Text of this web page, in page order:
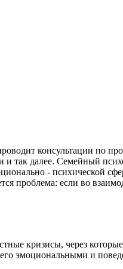
консультации по
далее. Семейный
- психической
проблема: если во
кризисы, через
эмоциональными и